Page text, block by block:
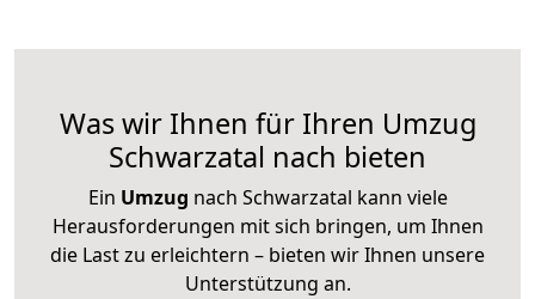
Was wir Ihnen für Ihren Umzug
Schwarzatal nach bieten
Ein Umzug nach Schwarzatal kann viele
Herausforderungen mit sich bringen, um Ihnen
die Last zu erleichtern – bieten wir Ihnen unsere
Unterstützung an.